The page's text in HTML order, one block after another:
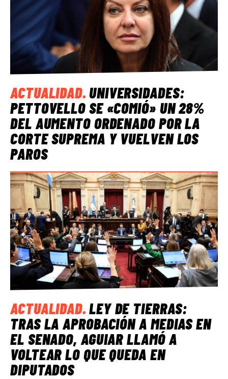
ACTUALIDAD.UNIVERSIDADES:
PETTOVELLO SE «COMIÓ» UN 28%
DEL AUMENTO ORDENADO POR LA
CORTE SUPREMA Y VUELVEN LOS
PAROS
ACTUALIDAD.LEY DE TIERRAS:
TRAS LA APROBACIÓN A MEDIAS EN
EL SENADO, AGUIAR LLAMÓ A
VOLTEAR LO QUE QUEDA EN
DIPUTADOS